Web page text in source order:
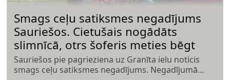
Smags ceļu satiksmes negadījums
Sauriešos. Cietušais nogādāts
slimnīcā, otrs šoferis meties bēgt
Sauriešos pie pagrieziena uz Granīta ielu noticis
smags ceļu satiksmes negadījums. Negadījumā